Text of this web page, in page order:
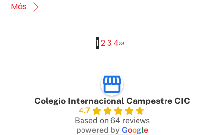
Más
1 23 4›»
Colegio Internacional Campestre CIC
4.7
Based on 64 reviews
powered by Google